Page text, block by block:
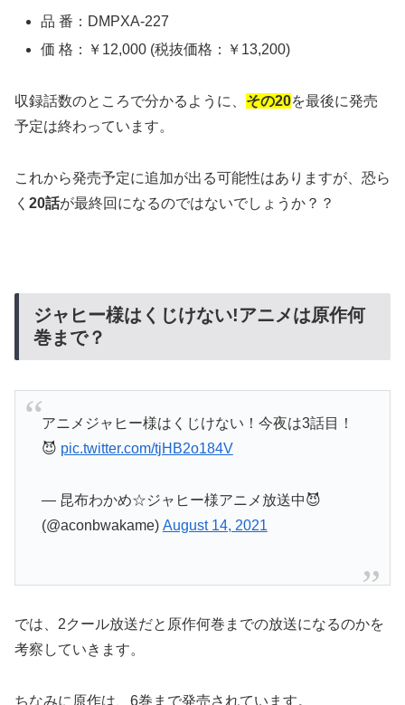
品 番：DMPXA-227
価 格：￥12,000 (税抜価格：￥13,200)
収録話数のところで分かるように、 その20を最後に発売
予定は終わっています。
これから発売予定に追加が出る可能性はありますが、恐ら
く 20話が最終回になるのではないでしょうか？？
ジャヒー様はくじけない!アニメは原作何
巻まで？
アニメジャヒー様はくじけない！今夜は3話目！
😈 pic.twitter.com/tjHB2o184V
— 昆布わかめ☆ジャヒー様アニメ放送中😈
(@aconbwakame) August 14, 2021
では、2クール放送だと原作何巻までの放送になるのかを
考察していきます。
ちなみに原作は、6巻まで発売されています。